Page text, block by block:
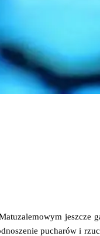
jesz­cze
pucha­rów i